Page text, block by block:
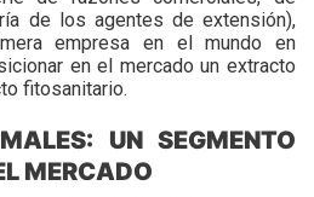
de los agentes de extensión),
empresa en el mundo en
en el mercado un extracto
fitosanitario.
UN SEGMENTO
MERCADO